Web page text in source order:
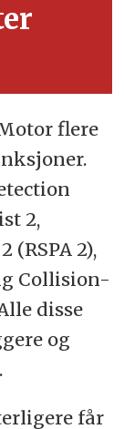
flere
2,
(RSPA 2),
Collision-
disse
og
får